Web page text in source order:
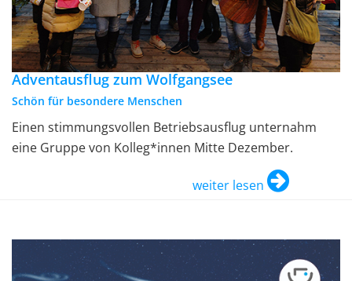
Adventausflug zum Wolfgangsee
Schön für besondere Menschen
Einen stimmungsvollen Betriebsausflug unternahm
eine Gruppe von Kolleg*innen Mitte Dezember.
weiter lesen